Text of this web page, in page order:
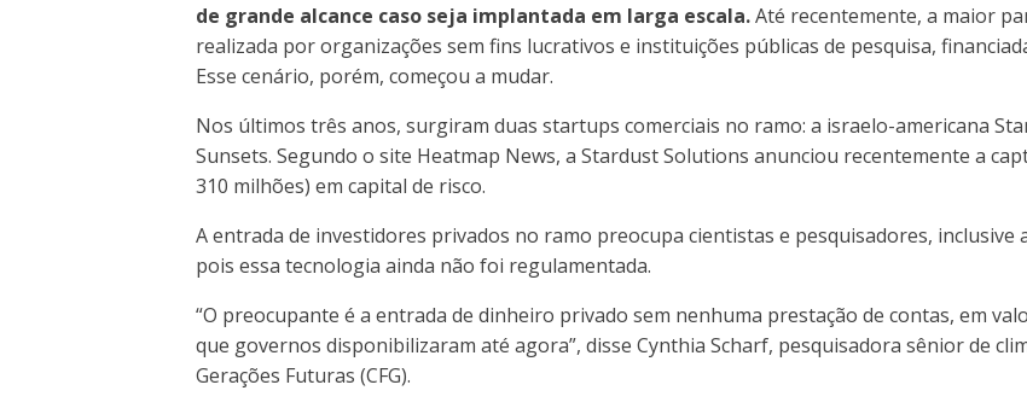
de grande alcance caso seja implantada em larga escala.Até recentemente, a maior
realizada por organizações sem fins lucrativos e instituições públicas de pesquisa,
Esse cenário, porém, começou a mudar.
Nos últimos três anos, surgiram duas startups comerciais no ramo: a israelo-americana
Sunsets. Segundo o site Heatmap News, a Stardust Solutions anunciou recentemente a
310 milhões) em capital de risco.
A entrada de investidores privados no ramo preocupa cientistas e pesquisadores,
pois essa tecnologia ainda não foi regulamentada.
“O preocupante é a entrada de dinheiro privado sem nenhuma prestação de contas, em
que governos disponibilizaram até agora”, disse Cynthia Scharf, pesquisadora sênior de
Gerações Futuras (CFG).